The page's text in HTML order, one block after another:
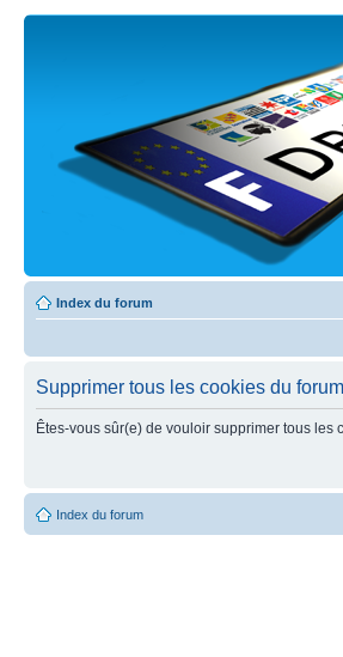
Index du forum
Supprimer tous les cookies du forum
Êtes-vous sûr(e) de vouloir supprimer tous les
Index du forum